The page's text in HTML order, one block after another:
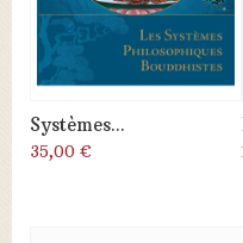
Systèmes...
35,00 €